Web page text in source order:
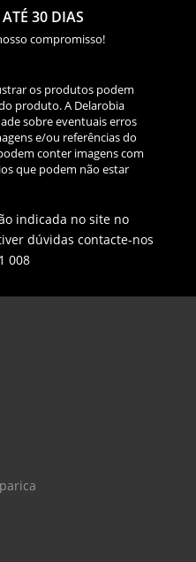
30 DIAS
compromisso!
os produtos podem
produto. A Delarobia
sobre eventuais erros
e/ou referências do
conter imagens com
que podem não estar
indicada no site no
dúvidas contacte-nos
008